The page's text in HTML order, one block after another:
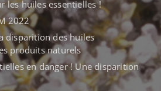
les huiles essentielles !
2022
disparition des huiles
produits naturels
en danger ! Une disparition